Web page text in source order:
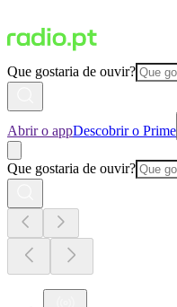
Que gostaria de ouvir?
Abrir o appDescobrir o Prime
Que gostaria de ouvir?